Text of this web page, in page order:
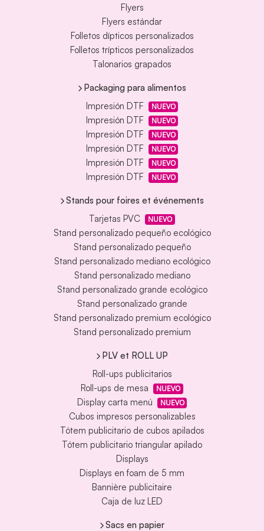
Flyers
Flyers estándar
Folletos dípticos personalizados
Folletos trípticos personalizados
Talonarios grapados
Packaging para alimentos
Impresión DTF
NUEVO
Impresión DTF NUEVO
Impresión DTF NUEVO
Impresión DTF NUEVO
Impresión DTF NUEVO
Impresión DTF NUEVO
Stands pour foires et événements
Tarjetas PVC
NUEVO
Stand personalizado pequeño ecológico
Stand personalizado pequeño
Stand personalizado mediano ecológico
Stand personalizado mediano
Stand personalizado grande ecológico
Stand personalizado grande
Stand personalizado premium ecológico
Stand personalizado premium
PLV et ROLL UP
Roll-ups publicitarios
Roll-ups de mesa
NUEVO
Display carta menú NUEVO
Cubos impresos personalizables
Tótem publicitario de cubos apilados
Tótem publicitario triangular apilado
Displays
Displays en foam de 5 mm
Bannière publicitaire
Caja de luz LED
Sacs en papier